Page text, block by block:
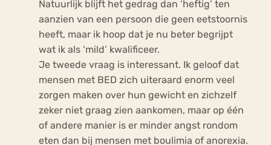
Natuurlijk blijft het gedrag dan ‘heftig’ ten
aanzien van een persoon die geen eetstoornis
heeft, maar ik hoop dat je nu beter begrijpt
wat ik als ‘mild’ kwalificeer.
Je tweede vraag is interessant. Ik geloof dat
mensen met BED zich uiteraard enorm veel
zorgen maken over hun gewicht en zichzelf
zeker niet graag zien aankomen, maar op één
of andere manier is er minder angst rondom
eten dan bij mensen met boulimia of anorexia.